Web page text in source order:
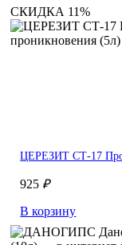
СКИДКА 11%
ЦЕРЕЗИТ СТ-17 Про
925₽
В корзину